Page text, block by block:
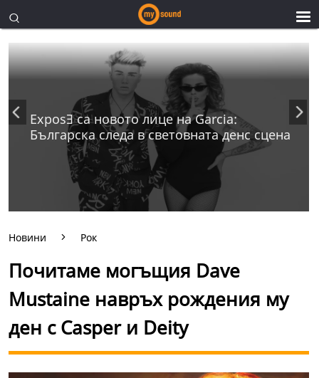
ExposƎ са новото лице на Garcia:
Българска следа в световната денс сцена
Новини Рок
Почитаме могъщия Dave
Mustaine навръх рождения му
ден с Casper и Deity